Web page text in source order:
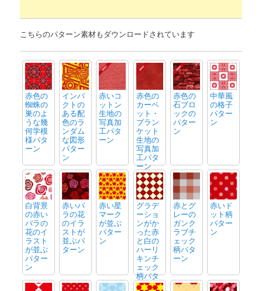
こちらのパターン素材もダウンロードされています
赤色の
蜘蛛の
巣のよ
うな幾
何学模
様パタ
ーン
インパ
クトの
ある配
色のラ
ンダム
な図形
パター
ン
赤いコ
ットン
生地の
写真加
工パタ
ーン
赤色の
カーペ
ット・
ブラン
ケット
生地の
写真加
工パタ
ーン
赤色の
石ブロ
ックの
パター
ン
中華風
の格子
パター
ン
白背景
の赤い
バラの
花のイ
ラスト
が並ぶ
パター
ン
赤いバ
ラの花
のイラ
ストが
並ぶパ
ターン
赤い星
マーク
が並ぶ
パター
ン
グラデ
ーショ
ンがか
った赤
と白の
ハーリ
キンチ
ェック
柄パタ
ーン
赤とグ
レーの
ガンク
ラブチ
ェック
柄パタ
ーン
赤いド
ット柄
パター
ン